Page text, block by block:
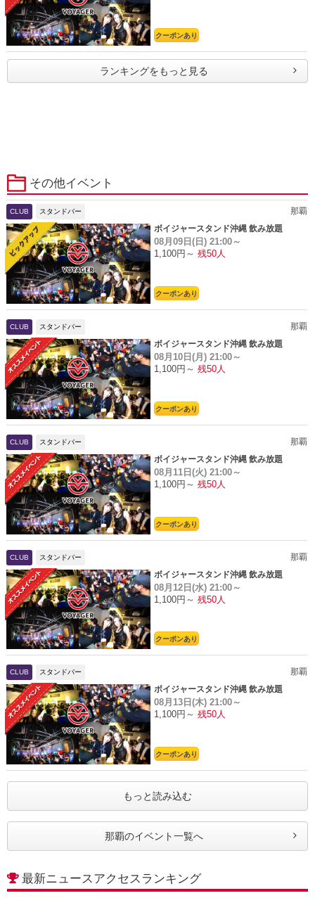
クーポンあり
ランキングをもっと見る
その他イベント
CLUB スタンドバー
那覇
ボイジャースタンド沖縄 飲み放題
08月09日(日) 21:00～
1,100円～ 残50人
クーポンあり
CLUB スタンドバー
那覇
ボイジャースタンド沖縄 飲み放題
08月10日(月) 21:00～
1,100円～ 残50人
クーポンあり
CLUB スタンドバー
那覇
ボイジャースタンド沖縄 飲み放題
08月11日(火) 21:00～
1,100円～ 残50人
クーポンあり
CLUB スタンドバー
那覇
ボイジャースタンド沖縄 飲み放題
08月12日(水) 21:00～
1,100円～ 残50人
クーポンあり
CLUB スタンドバー
那覇
ボイジャースタンド沖縄 飲み放題
08月13日(木) 21:00～
1,100円～ 残50人
クーポンあり
もっと読み込む
那覇のイベント一覧へ
最新ニュースアクセスランキング